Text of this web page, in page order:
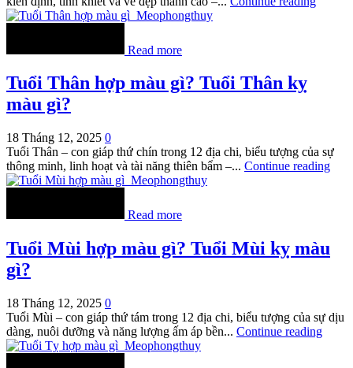
Read more
Tuổi Thân hợp màu gì? Tuổi Thân kỵ
màu gì?
18 Tháng 12, 2025 0
Tuổi Thân – con giáp thứ chín trong 12 địa chi, biểu tượng của sự
thông minh, linh hoạt và tài năng thiên bẩm –... Continue reading
Read more
Tuổi Mùi hợp màu gì? Tuổi Mùi kỵ màu
gì?
18 Tháng 12, 2025 0
Tuổi Mùi – con giáp thứ tám trong 12 địa chi, biểu tượng của sự dịu
dàng, nuôi dưỡng và năng lượng ấm áp bền... Continue reading